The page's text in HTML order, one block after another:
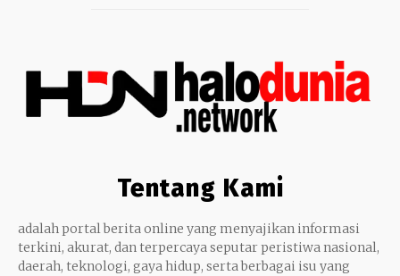
Tentang Kami
adalah portal berita online yang menyajikan informasi
terkini, akurat, dan terpercaya seputar peristiwa nasional,
daerah, teknologi, gaya hidup, serta berbagai isu yang